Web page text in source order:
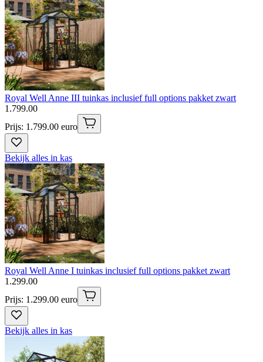
Royal Well Anne III tuinkas inclusief full options pakket zwart
1 .799.00
Prijs: 1.799.00 euro
Bekijk alles in kas
Royal Well Anne I tuinkas inclusief full options pakket zwart
1 .299.00
Prijs: 1.299.00 euro
Bekijk alles in kas